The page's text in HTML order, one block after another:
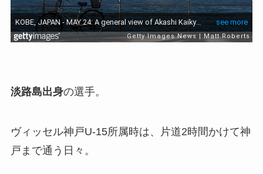
淡路島出身の選手。
ヴィッセル神戸U-15所属時は、片道2時間かけて神
戸まで通う日々。